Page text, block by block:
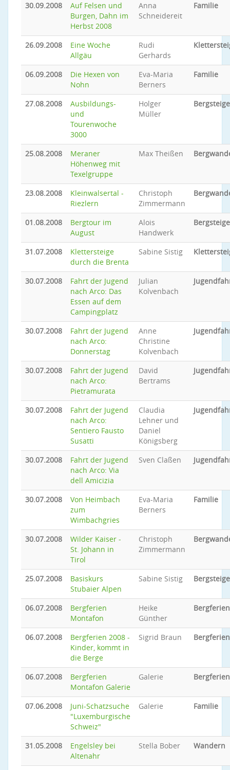
30.09.2008
Auf Felsen und
Burgen, Dahn im
Herbst 2008
Anna
Schneidereit
Familie
26.09.2008
Eine Woche
Allgäu
Rudi
Gerhards
06.09.2008
Die Hexen von
Nohn
Eva-Maria
Berners
Familie
27.08.2008
Ausbildungs-
und
Tourenwoche
3000
Holger
Müller
25.08.2008
Meraner
Höhenweg mit
Texelgruppe
Max Theißen
23.08.2008
Kleinwalsertal -
Riezlern
Christoph
Zimmermann
01.08.2008
Bergtour im
August
Alois
Handwerk
31.07.2008
Klettersteige
durch die Brenta
Sabine Sistig
30.07.2008
Fahrt der Jugend
nach Arco: Das
Essen auf dem
Campingplatz
Julian
Kolvenbach
30.07.2008
Fahrt der Jugend
nach Arco:
Donnerstag
Anne
Christine
Kolvenbach
30.07.2008
Fahrt der Jugend
nach Arco:
Pietramurata
David
Bertrams
30.07.2008
Fahrt der Jugend
nach Arco:
Sentiero Fausto
Susatti
Claudia
Lehner und
Daniel
Königsberg
30.07.2008
Fahrt der Jugend
nach Arco: Via
dell Amicizia
Sven Claßen
30.07.2008
Von Heimbach
zum
Wimbachgries
Eva-Maria
Berners
Familie
30.07.2008
Wilder Kaiser -
St. Johann in
Tirol
Christoph
Zimmermann
25.07.2008
Basiskurs
Stubaier Alpen
Sabine Sistig
06.07.2008
Bergferien
Montafon
Heike
Günther
Bergferien
06.07.2008
Bergferien 2008 -
Kinder, kommt in
die Berge
Sigrid Braun Bergferien
06.07.2008
Bergferien
Montafon Galerie
Galerie Bergferien
07.06.2008
Juni-Schatzsuche
"Luxemburgische
Schweiz"
Galerie Familie
31.05.2008
Engelsley bei
Altenahr
Stella Bober Wandern